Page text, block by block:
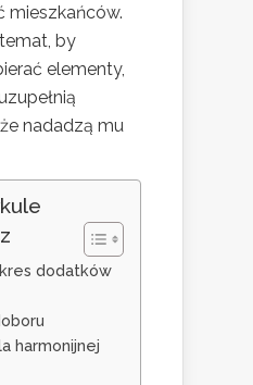
mieszkańców.
by
elementy,
nadadzą mu
dodatków
harmonijnej